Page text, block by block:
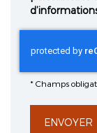
* Champs